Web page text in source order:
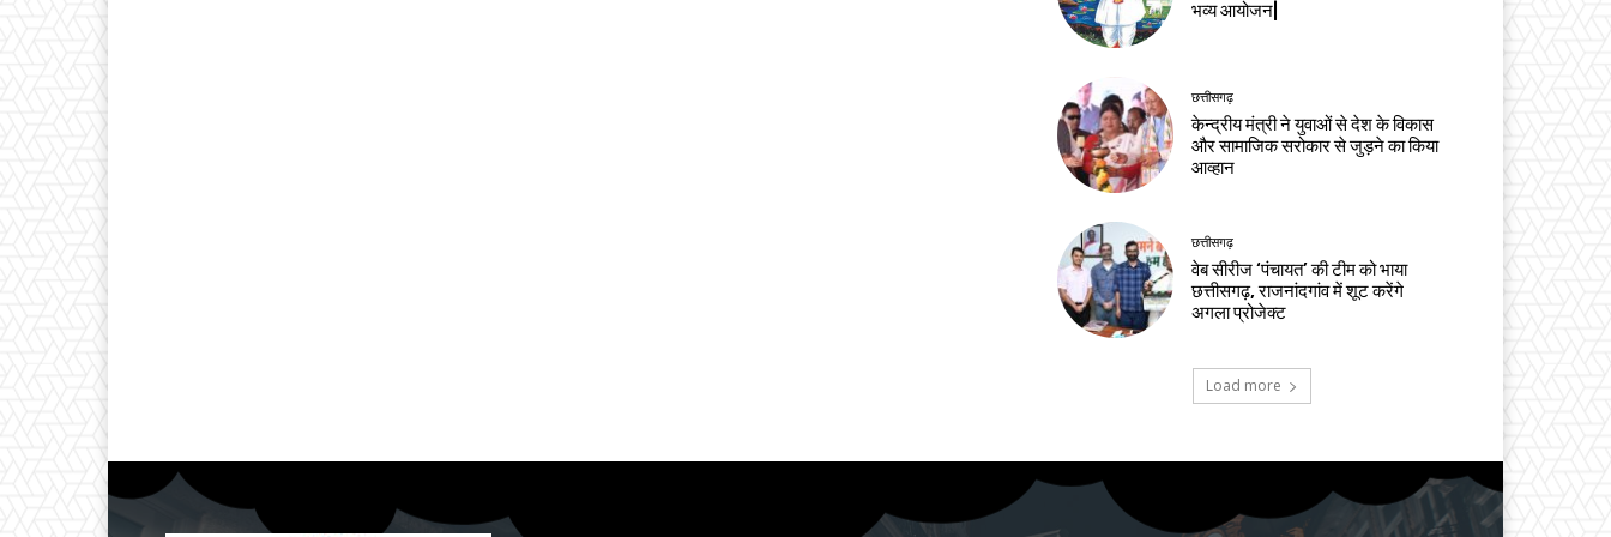
भव्य आयोजन|
छत्तीसगढ़
केन्द्रीय मंत्री ने युवाओं से देश के विकास
और सामाजिक सरोकार से जुड़ने का किया
आव्हान
छत्तीसगढ़
वेब सीरीज ‘पंचायत’ की टीम को भाया
छत्तीसगढ़, राजनांदगांव में शूट करेंगे
अगला प्रोजेक्ट
Load more